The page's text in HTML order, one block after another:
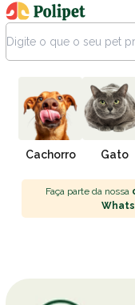
Cachorro Gato
Faça parte da nossa